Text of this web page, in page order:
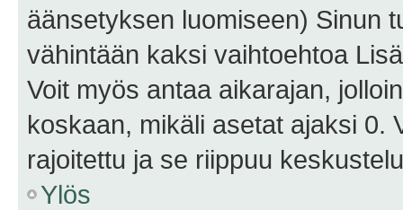
äänsetyksen luomiseen) Sinun
vähintään kaksi vaihtoehtoa
Voit myös antaa aikarajan,
koskaan, mikäli asetat ajaksi 0.
rajoitettu ja se riippuu
Ylös